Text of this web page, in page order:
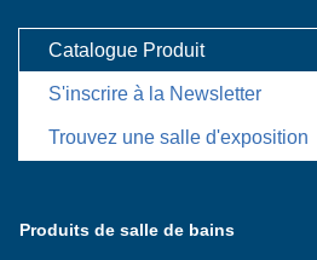
Catalogue Produit
S'inscrire à la Newsletter
Trouvez une salle d'exposition
Produits de salle de bains